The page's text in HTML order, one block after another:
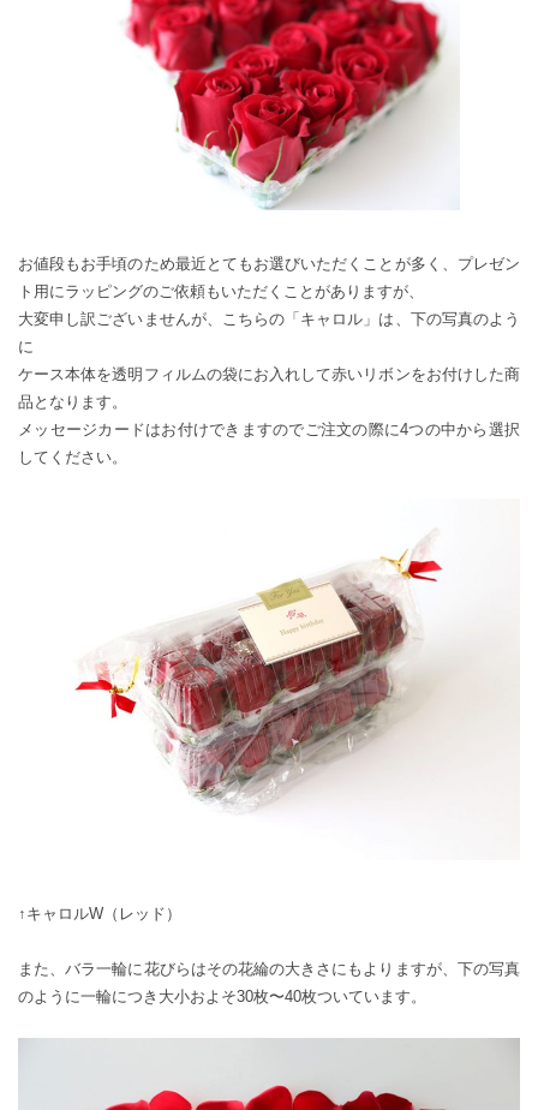
お値段もお手頃のため最近とてもお選びいただくことが多く、プレゼン
ト用にラッピングのご依頼もいただくことがありますが、
大変申し訳ございませんが、こちらの「キャロル」は、下の写真のよう
に
ケース本体を透明フィルムの袋にお入れして赤いリボンをお付けした商
品となります。
メッセージカードはお付けできますのでご注文の際に4つの中から選択
してください。
↑ キャロルW（レッド）
また、バラ一輪に花びらはその花綸の大きさにもよりますが、下の写真
のように一輪につき大小およそ30枚〜40枚ついています。